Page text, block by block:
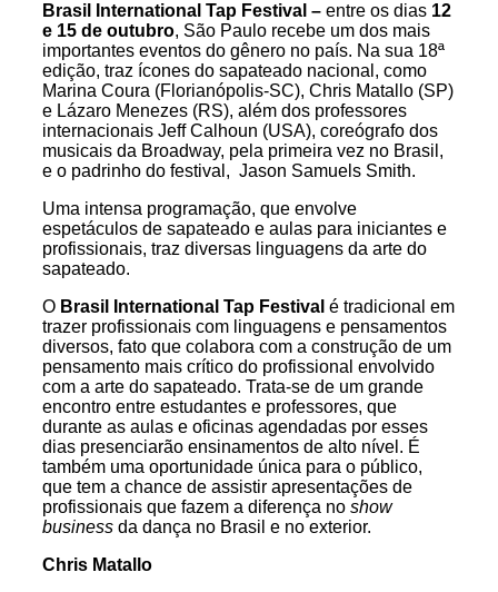
Brasil International Tap Festival – entre os dias 12
e 15 de outubro, São Paulo recebe um dos mais
importantes eventos do gênero no país. Na sua 18ª
edição, traz ícones do sapateado nacional, como
Marina Coura (Florianópolis-SC), Chris Matallo (SP)
e Lázaro Menezes (RS), além dos professores
internacionais Jeff Calhoun (USA), coreógrafo dos
musicais da Broadway, pela primeira vez no Brasil,
e o padrinho do festival, Jason Samuels Smith.
Uma intensa programação, que envolve
espetáculos de sapateado e aulas para iniciantes e
profissionais, traz diversas linguagens da arte do
sapateado.
O Brasil International Tap Festival é tradicional em
trazer profissionais com linguagens e pensamentos
diversos, fato que colabora com a construção de um
pensamento mais crítico do profissional envolvido
com a arte do sapateado. Trata-se de um grande
encontro entre estudantes e professores, que
durante as aulas e oficinas agendadas por esses
dias presenciarão ensinamentos de alto nível. É
também uma oportunidade única para o público,
que tem a chance de assistir apresentações de
profissionais que fazem a diferença no show
business da dança no Brasil e no exterior.
Chris Matallo